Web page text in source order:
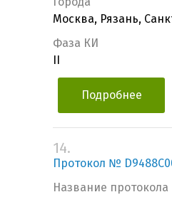
Москва, Рязань,
Фаза КИ
Подробнее
14.
Протокол №
Название протокола